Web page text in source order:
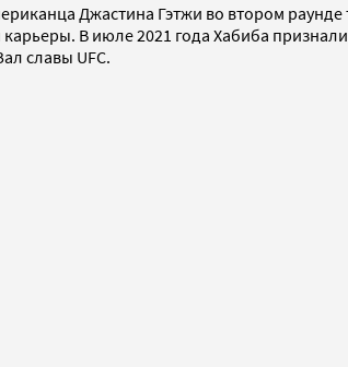
Джастина Гэтжи во втором раунде
В июле 2021 года Хабиба
славы UFC.